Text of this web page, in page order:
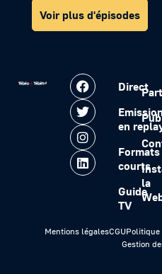
Voir plus d'épisodes
Direct
en
Formats
courts
Guide
TV
la
Mentions légalesCGU
Gestion